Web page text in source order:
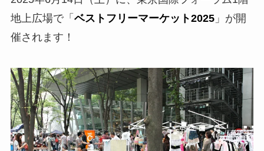
地上広場で「 ベストフリーマーケッ ト2025」が開
催されます！